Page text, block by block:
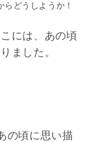
どうしようか！
には、あの頃
ました。
の頃に思い描